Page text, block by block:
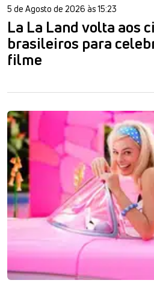
5 de Agosto de 2026 às 15:23
La La Land volta aos
brasileiros para
filme